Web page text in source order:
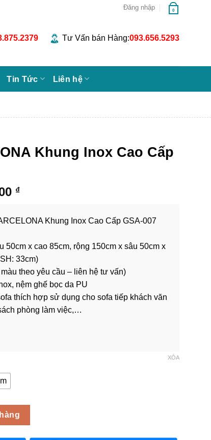
Đăng nhập 0
Tư Vấn bán Hàng:093.656.5293
Tin Tức Liên hệ
Khung Inox Cao Cấp
₫Khoảng
từ
8,300,000 ₫
10,500,000 ₫
Khung Inox Cao Cấp GSA-007
50cm x cao 85cm, rộng 150cm x sâu 50cm x
33cm)
theo yêu cầu – liên hệ tư vấn)
nệm ghế bọc da PU
thích hợp sử dụng cho sofa tiếp khách văn
phòng làm việc,…
XÓA
Cấp GSA-007 số lượng